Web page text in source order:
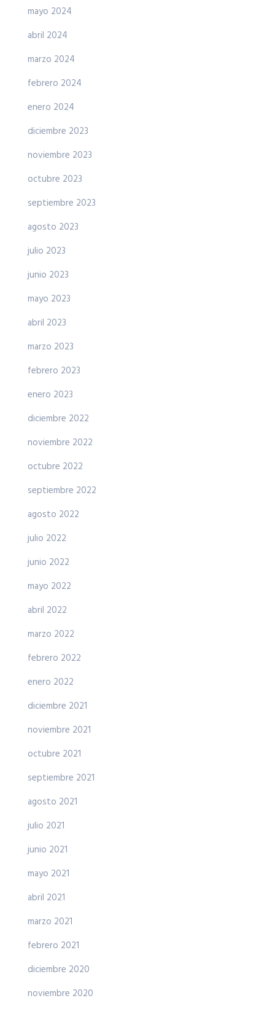
mayo 2024
abril 2024
marzo 2024
febrero 2024
enero 2024
diciembre 2023
noviembre 2023
octubre 2023
septiembre 2023
agosto 2023
julio 2023
junio 2023
mayo 2023
abril 2023
marzo 2023
febrero 2023
enero 2023
diciembre 2022
noviembre 2022
octubre 2022
septiembre 2022
agosto 2022
julio 2022
junio 2022
mayo 2022
abril 2022
marzo 2022
febrero 2022
enero 2022
diciembre 2021
noviembre 2021
octubre 2021
septiembre 2021
agosto 2021
julio 2021
junio 2021
mayo 2021
abril 2021
marzo 2021
febrero 2021
diciembre 2020
noviembre 2020